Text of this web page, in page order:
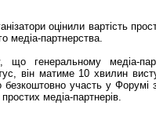
оцінили вартість
медіа-партнерства.
що генеральному медіа-
він матиме 10 хвилин
участь у Форумі
медіа-партнерів.